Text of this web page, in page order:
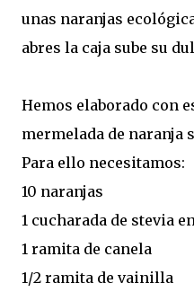
unas naranjas
abres la caja sube su
Hemos elaborado con
mermelada de naranja
Para ello necesitamos:
10 naranjas
1 cucharada de stevia
1 ramita de canela
1/2 ramita de vainilla